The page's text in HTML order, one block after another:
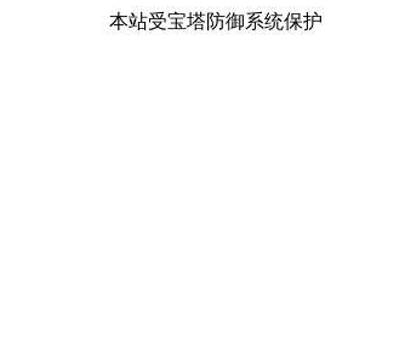
本站受宝塔防御系统保护